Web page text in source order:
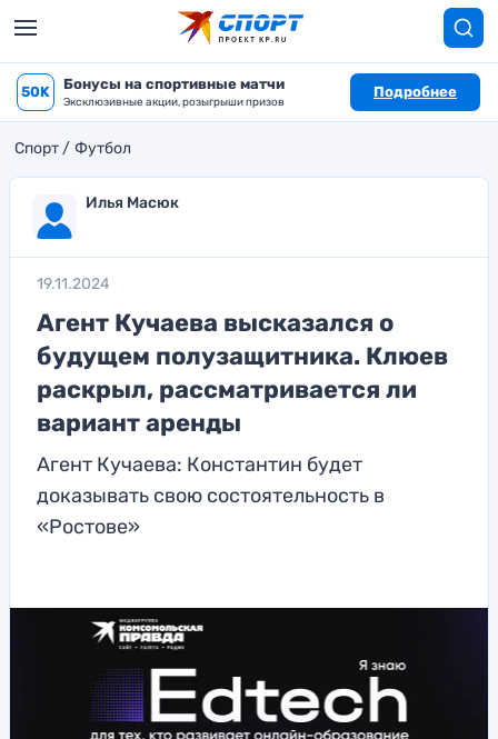
50K Бонусы на спортивные матчи
Эксклюзивные акции, розыгрыши призов
Подробнее
Спорт Футбол
Илья Масюк
19.11.2024
Агент Кучаева высказался о
будущем полузащитника. Клюев
раскрыл, рассматривается ли
вариант аренды
Агент Кучаева: Константин будет
доказывать свою состоятельность в
«Ростове»